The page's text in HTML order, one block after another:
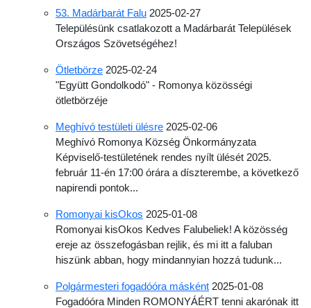
53. Madárbarát Falu 2025-02-27
Településünk csatlakozott a Madárbarát Települések
Országos Szövetségéhez!
Ötletbörze 2025-02-24
"Együtt Gondolkodó" - Romonya közösségi
ötletbörzéje
Meghívó testületi ülésre 2025-02-06
Meghívó Romonya Község Önkormányzata
Képviselő-testületének rendes nyílt ülését 2025.
február 11-én 17:00 órára a díszterembe, a következő
napirendi pontok...
Romonyai kisOkos 2025-01-08
Romonyai kisOkos Kedves Falubeliek! A közösség
ereje az összefogásban rejlik, és mi itt a faluban
hiszünk abban, hogy mindannyian hozzá tudunk...
Polgármesteri fogadóóra másként 2025-01-08
Fogadóóra Minden ROMONYÁÉRT tenni akarónak itt